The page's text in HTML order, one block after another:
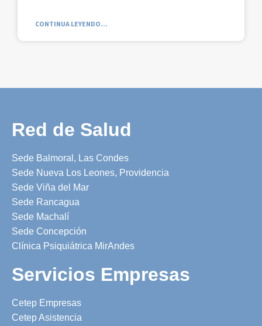
CONTINUA LEYENDO...
Red de Salud
Sede Balmoral, Las Condes
Sede Nueva Los Leones, Providencia
Sede Viña del Mar
Sede Rancagua
Sede Machalí
Sede Concepción
Clínica Psiquiátrica MirAndes
Servicios Empresas
Cetep Empresas
Cetep Asistencia